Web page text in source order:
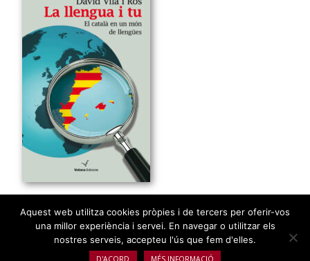
Voliana Edicions © 2026 -Política de privacitat
Aquest web utilitza cookies pròpies i de tercers per oferir-vos
una millor experiència i servei. En navegar o utilitzar els
nostres serveis, accepteu l'ús que fem d'elles.
D'ACORD MÉS INFORMACIÓ